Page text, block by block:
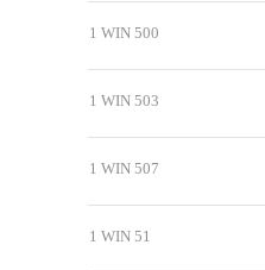
1 WIN 500
1 WIN 503
1 WIN 507
1 WIN 51